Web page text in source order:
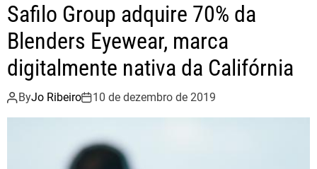
Safilo Group adquire 70% da
Blenders Eyewear, marca
digitalmente nativa da Califórnia
ByJo Ribeiro 10 de dezembro de 2019